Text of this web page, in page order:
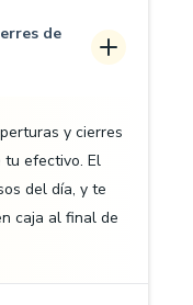
de
y cierres
efectivo. El
del día, y te
caja al final de